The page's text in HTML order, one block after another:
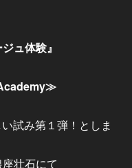
ュ体験』
試み第１弾！としま
壮石にて